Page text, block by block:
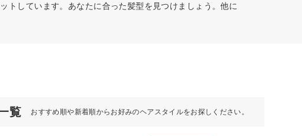
トしています。あなたに合った髪型を見つけましょう。他に
覧 おすすめ順や新着順からお好みのヘアスタイルをお探しください。